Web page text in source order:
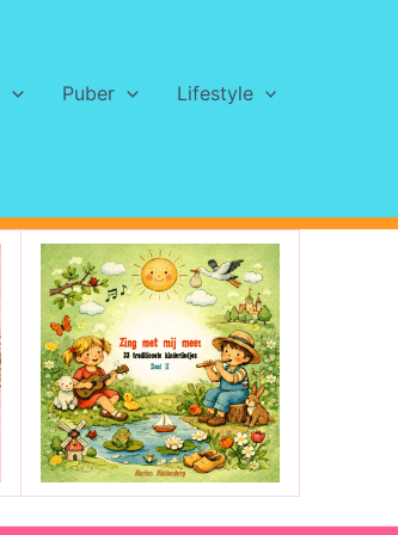
Puber
Lifestyle